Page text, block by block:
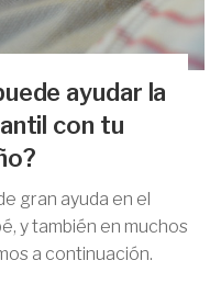
ayudar la
con tu
gran ayuda en el
y también en muchos
a continuación.